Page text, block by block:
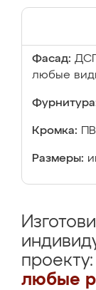
Фасад:
любые
Кромка:
Размеры:
проекту:
любые